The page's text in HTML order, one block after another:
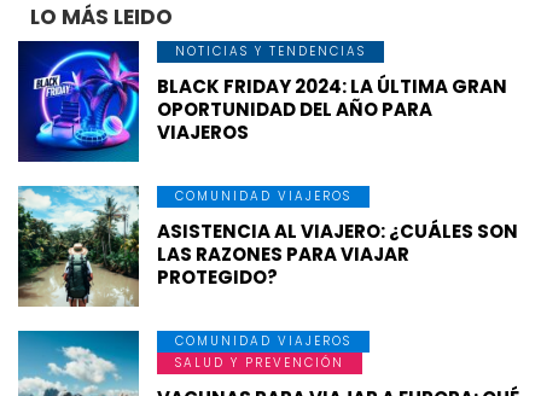
LO MÁS LEIDO
NOTICIAS Y TENDENCIAS
BLACK FRIDAY 2024: LA ÚLTIMA GRAN
OPORTUNIDAD DEL AÑO PARA
VIAJEROS
COMUNIDAD VIAJEROS
ASISTENCIA AL VIAJERO: ¿CUÁLES SON
LAS RAZONES PARA VIAJAR
PROTEGIDO?
COMUNIDAD VIAJEROS
SALUD Y PREVENCIÓN